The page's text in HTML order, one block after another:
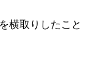
横取りしたこと